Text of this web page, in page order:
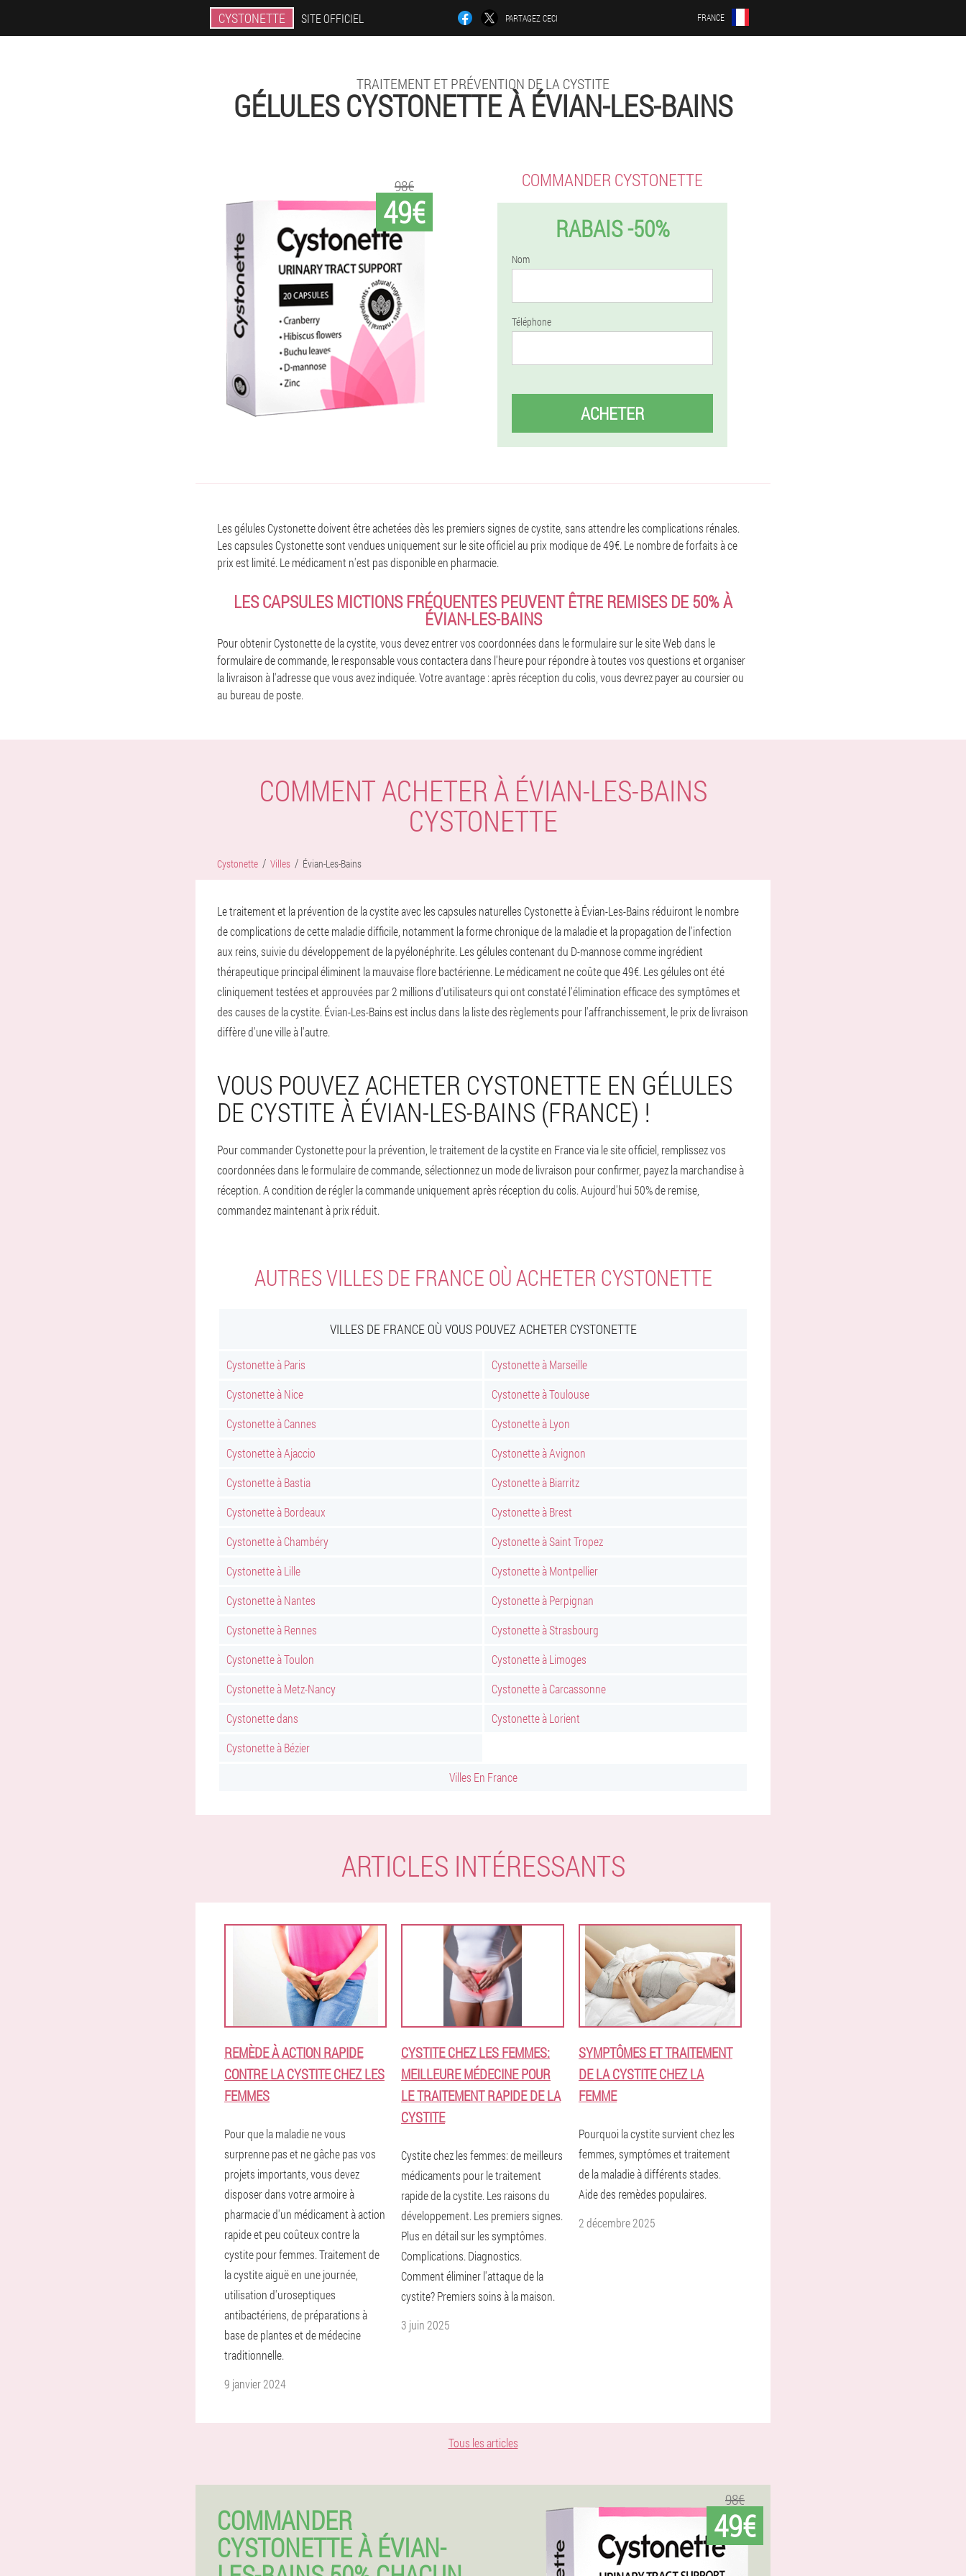
CYSTONETTE SITE OFFICIEL PARTAGEZ CECI FRANCE
TRAITEMENT ET PRÉVENTION DE LA CYSTITE
GÉLULES CYSTONETTE À ÉVIAN-LES-BAINS
49€
98€ COMMANDER CYSTONETTE
RABAIS -50%
Nom
Téléphone
ACHETER
Les gélules Cystonette doivent être achetées dès les premiers signes de cystite, sans attendre les complications rénales.
Les capsules Cystonette sont vendues uniquement sur le site officiel au prix modique de 49€. Le nombre de forfaits à ce
prix est limité. Le médicament n'est pas disponible en pharmacie.
LES CAPSULES MICTIONS FRÉQUENTES PEUVENT ÊTRE REMISES DE 50% À
ÉVIAN-LES-BAINS
Pour obtenir Cystonette de la cystite, vous devez entrer vos coordonnées dans le formulaire sur le site Web dans le
formulaire de commande, le responsable vous contactera dans l'heure pour répondre à toutes vos questions et organiser
la livraison à l'adresse que vous avez indiquée. Votre avantage : après réception du colis, vous devrez payer au coursier ou
au bureau de poste.
COMMENT ACHETER À ÉVIAN-LES-BAINS
CYSTONETTE
Cystonette Villes Évian-Les-Bains
Le traitement et la prévention de la cystite avec les capsules naturelles Cystonette à Évian-Les-Bains réduiront le nombre
de complications de cette maladie difficile, notamment la forme chronique de la maladie et la propagation de l'infection
aux reins, suivie du développement de la pyélonéphrite. Les gélules contenant du D-mannose comme ingrédient
thérapeutique principal éliminent la mauvaise flore bactérienne. Le médicament ne coûte que 49€. Les gélules ont été
cliniquement testées et approuvées par 2 millions d'utilisateurs qui ont constaté l'élimination efficace des symptômes et
des causes de la cystite. Évian-Les-Bains est inclus dans la liste des règlements pour l'affranchissement, le prix de livraison
diffère d'une ville à l'autre.
VOUS POUVEZ ACHETER CYSTONETTE EN GÉLULES
DE CYSTITE À ÉVIAN-LES-BAINS (FRANCE) !
Pour commander Cystonette pour la prévention, le traitement de la cystite en France via le site officiel, remplissez vos
coordonnées dans le formulaire de commande, sélectionnez un mode de livraison pour confirmer, payez la marchandise à
réception. A condition de régler la commande uniquement après réception du colis. Aujourd'hui 50% de remise,
commandez maintenant à prix réduit.
AUTRES VILLES DE FRANCE OÙ ACHETER CYSTONETTE
VILLES DE FRANCE OÙ VOUS POUVEZ ACHETER CYSTONETTE
Cystonette à Paris
Cystonette à Marseille
Cystonette à Nice
Cystonette à Toulouse
Cystonette à Cannes
Cystonette à Lyon
Cystonette à Ajaccio
Cystonette à Avignon
Cystonette à Bastia
Cystonette à Biarritz
Cystonette à Bordeaux
Cystonette à Brest
Cystonette à Chambéry
Cystonette à Saint Tropez
Cystonette à Lille
Cystonette à Montpellier
Cystonette à Nantes
Cystonette à Perpignan
Cystonette à Rennes
Cystonette à Strasbourg
Cystonette à Toulon
Cystonette à Limoges
Cystonette à Metz-Nancy
Cystonette à Carcassonne
Cystonette dans
Cystonette à Lorient
Cystonette à Bézier
Villes En France
ARTICLES INTÉRESSANTS
REMÈDE À ACTION RAPIDE
CONTRE LA CYSTITE CHEZ LES
FEMMES
Pour que la maladie ne vous
surprenne pas et ne gâche pas vos
projets importants, vous devez
disposer dans votre armoire à
pharmacie d'un médicament à action
rapide et peu coûteux contre la
cystite pour femmes. Traitement de
la cystite aiguë en une journée,
utilisation d'uroseptiques
antibactériens, de préparations à
base de plantes et de médecine
traditionnelle.
9 janvier 2024
CYSTITE CHEZ LES FEMMES:
MEILLEURE MÉDECINE POUR
LE TRAITEMENT RAPIDE DE LA
CYSTITE
Cystite chez les femmes: de meilleurs
médicaments pour le traitement
rapide de la cystite. Les raisons du
développement. Les premiers signes.
Plus en détail sur les symptômes.
Complications. Diagnostics.
Comment éliminer l'attaque de la
cystite? Premiers soins à la maison.
3 juin 2025
SYMPTÔMES ET TRAITEMENT
DE LA CYSTITE CHEZ LA
FEMME
Pourquoi la cystite survient chez les
femmes, symptômes et traitement
de la maladie à différents stades.
Aide des remèdes populaires.
2 décembre 2025
Tous les articles
COMMANDER
CYSTONETTE À ÉVIAN-
98€
49€